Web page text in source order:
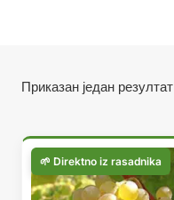
Приказан један резултат